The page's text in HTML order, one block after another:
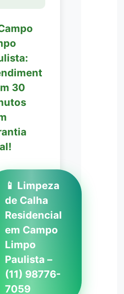
30
📱 Limpeza
de Calha
Residencial
em Campo
Limpo
Paulista –
(11) 98776-
7059